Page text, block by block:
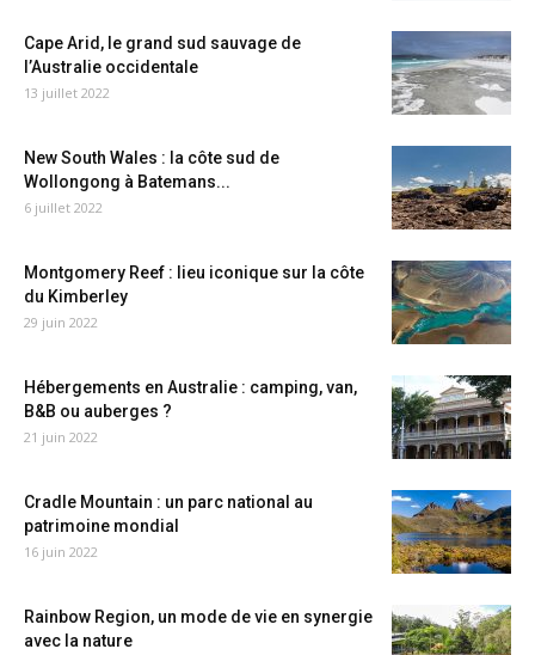
Cape Arid, le grand sud sauvage de
l’Australie occidentale
13 juillet 2022
New South Wales : la côte sud de
Wollongong à Batemans...
6 juillet 2022
Montgomery Reef : lieu iconique sur la côte
du Kimberley
29 juin 2022
Hébergements en Australie : camping, van,
B&B ou auberges ?
21 juin 2022
Cradle Mountain : un parc national au
patrimoine mondial
16 juin 2022
Rainbow Region, un mode de vie en synergie
avec la nature